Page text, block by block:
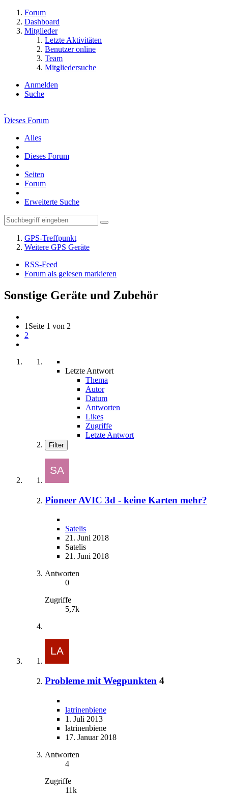
Forum
Dashboard
Mitglieder
Letzte Aktivitäten
Benutzer online
Team
Mitgliedersuche
Anmelden
Suche
Dieses Forum
Alles
Dieses Forum
Seiten
Forum
Erweiterte Suche
GPS-Treffpunkt
Weitere GPS Geräte
RSS-Feed
Forum als gelesen markieren
Sonstige Geräte und Zubehör
1 Seite 1 von 2
2
Letzte Antwort
Thema
Autor
Datum
Antworten
Likes
Zugriffe
Letzte Antwort
Filter
Pioneer AVIC 3d - keine Karten mehr?
Satelis
21. Juni 2018
Satelis
21. Juni 2018
Antworten
0
Zugriffe
5,7k
Probleme mit Wegpunkten 4
latrinenbiene
1. Juli 2013
latrinenbiene
17. Januar 2018
Antworten
4
Zugriffe
11k